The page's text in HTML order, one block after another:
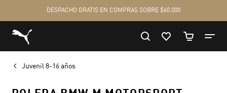
Juvenil 8-16 años